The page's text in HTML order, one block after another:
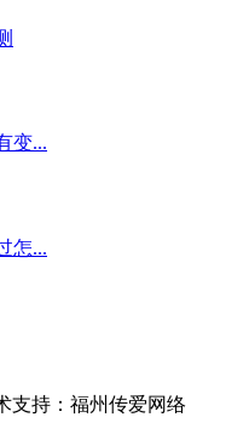
变...
怎...
支持：福州传爱网络